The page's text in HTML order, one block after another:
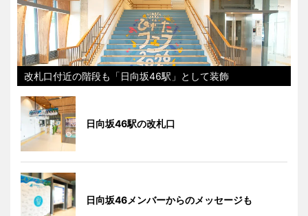
改札口付近の階段も「日向坂46駅」として装飾
日向坂46駅の改札口
日向坂46メンバーからのメッセージも